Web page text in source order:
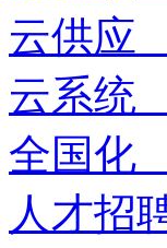
云供
云系
全国
人才招